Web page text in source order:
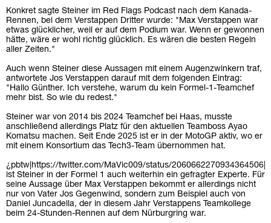
Konkret sagte Steiner im Red Flags Podcast nach dem Kanada-
Rennen, bei dem Verstappen Dritter wurde: "Max Verstappen war
etwas glücklicher, weil er auf dem Podium war. Wenn er gewonnen
hätte, wäre er wohl richtig glücklich. Es wären die besten Regeln
aller Zeiten."
Auch wenn Steiner diese Aussagen mit einem Augenzwinkern traf,
antwortete Jos Verstappen darauf mit dem folgenden Eintrag:
"Hallo Günther. Ich verstehe, warum du kein Formel-1-Teamchef
mehr bist. So wie du redest."
Steiner war von 2014 bis 2024 Teamchef bei Haas, musste
anschließend allerdings Platz für den aktuellen Teamboss Ayao
Komatsu machen. Seit Ende 2025 ist er in der MotoGP aktiv, wo er
mit einem Konsortium das Tech3-Team übernommen hat.
¿pbtw|https://twitter.com/MaVic009/status/
ist Steiner in der Formel 1 auch weiterhin ein gefragter Experte. Für
seine Aussage über Max Verstappen bekommt er allerdings nicht
nur von Vater Jos Gegenwind, sondern zum Beispiel auch von
Daniel Juncadella, der in diesem Jahr Verstappens Teamkollege
beim 24-Stunden-Rennen auf dem Nürburgring war.